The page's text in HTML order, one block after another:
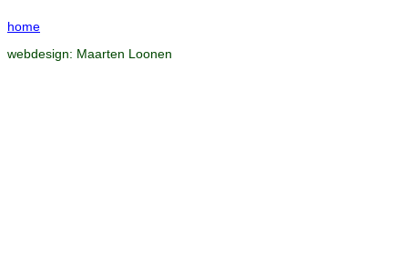
home
webdesign: Maarten Loonen